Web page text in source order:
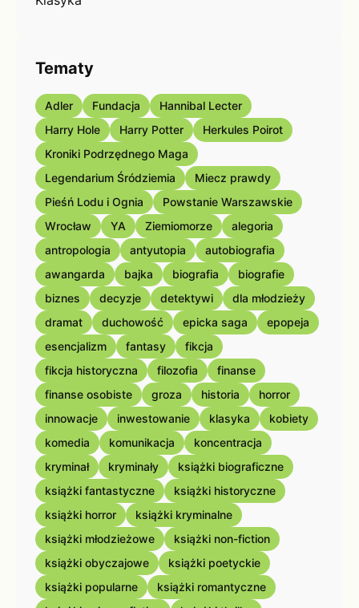
Tematy
Adler Fundacja
Hannibal Lecter
Harry Hole
Harry Potter
Herkules Poirot
Kroniki Podrzędnego Maga
Legendarium Śródziemia
Miecz prawdy
Pieśń Lodu i Ognia
Powstanie Warszawskie
Wrocław
YA Ziemiomorze
alegoria
antropologia
antyutopia
autobiografia
awangarda
bajka biografia
biografie
biznes
decyzje detektywi
dla młodzieży
dramat
duchowość epicka saga
epopeja
esencjalizm
fantasy
fikcja
fikcja historyczna
filozofia
finanse
finanse osobiste
groza historia
horror
innowacje
inwestowanie klasyka
kobiety
komedia
komunikacja
koncentracja
kryminał
kryminały
książki biograficzne
książki fantastyczne
książki historyczne
książki horror
książki kryminalne
książki młodzieżowe
książki non-fiction
książki obyczajowe
książki poetyckie
książki popularne
książki romantyczne